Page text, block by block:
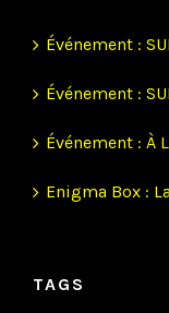
Événement :
Événement :
Événement : À
Enigma Box :
TAGS